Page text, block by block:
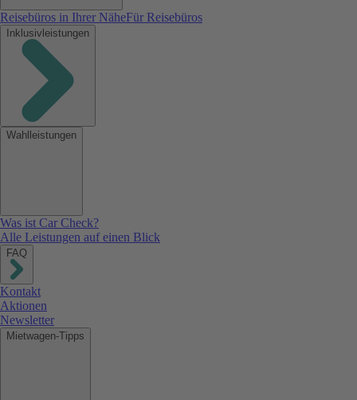
Reisebüros in Ihrer NäheFür Reisebüros
Inklusivleistungen
Wahlleistungen
Was ist Car Check?
Alle Leistungen auf einen Blick
FAQ
Kontakt
Aktionen
Newsletter
Mietwagen-Tipps